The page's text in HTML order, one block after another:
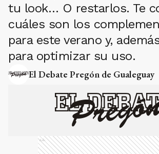
tu look… O restarlos. Te
cuáles son los
para este verano y,
para optimizar su uso.
El Debate Pregón de Gualeguay
Ads